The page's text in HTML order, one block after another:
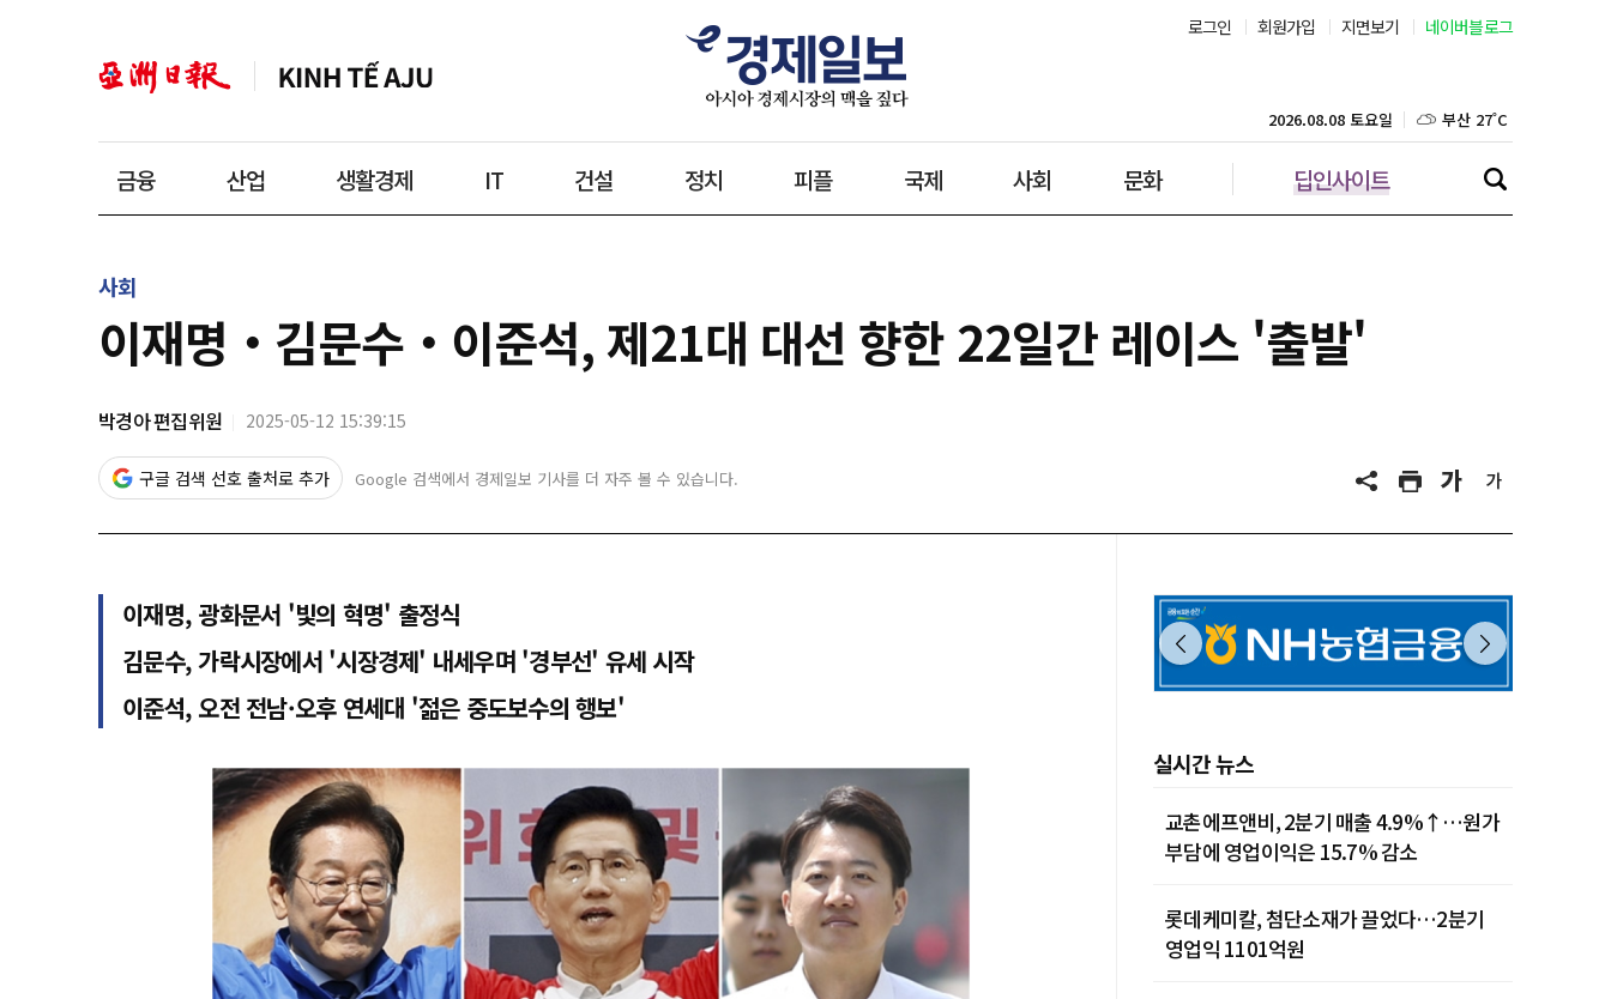
로그인 회원가입 지면보기 네이버블로그
금융 산업 생활경제 IT 건설 정치 피플 국제 사회 문화 딥인사이트
2026.08.08 토요일 부산 27˚C
대구 25˚C
강릉 25˚C
제주 28˚C
사회
이재명‧김문수‧이준석, 제21대 대선 향한 22일간 레이스 '출발'
박경아 편집위원 2025-05-12 15:39:15
구글 검색 선호 출처로 추가 Google 검색에서 경제일보 기사를 더 자주 볼 수 있습니다.
이재명, 광화문서 '빛의 혁명' 출정식
김문수, 가락시장에서 '시장경제' 내세우며 '경부선' 유세 시작
이준석, 오전 전남·오후 연세대 '젊은 중도보수의 행보'
실시간 뉴스
교촌에프앤비, 2분기 매출 4.9%↑…원가
부담에 영업이익은 15.7% 감소
롯데케미칼, 첨단소재가 끌었다…2분기
영업익 1101억원